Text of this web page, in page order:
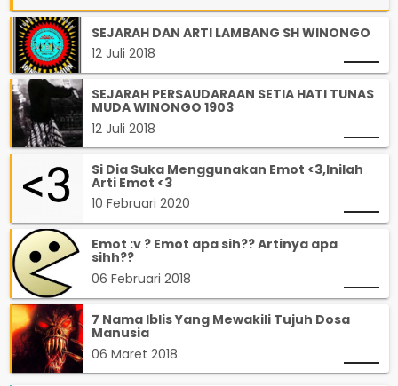
SEJARAH DAN ARTI LAMBANG SH WINONGO
12 Juli 2018
SEJARAH PERSAUDARAAN SETIA HATI TUNAS
MUDA WINONGO 1903
12 Juli 2018
Si Dia Suka Menggunakan Emot <3,Inilah
Arti Emot <3
10 Februari 2020
Emot :v ? Emot apa sih?? Artinya apa
sihh??
06 Februari 2018
7 Nama Iblis Yang Mewakili Tujuh Dosa
Manusia
06 Maret 2018